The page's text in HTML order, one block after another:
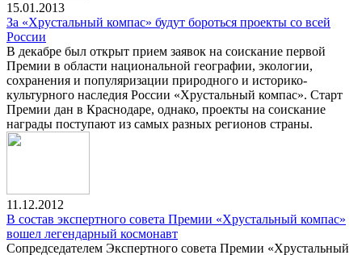
15.01.2013
За «Хрустальный компас» будут бороться проекты со всей
России
В декабре был открыт прием заявок на соискание первой
Премии в области национальной географии, экологии,
сохранения и популяризации природного и историко-
культурного наследия России «Хрустальный компас». Старт
Премии дан в Краснодаре, однако, проекты на соискание
награды поступают из самых разных регионов страны.
11.12.2012
В состав экспертного совета Премии «Хрустальный компас»
вошел легендарный космонавт
Сопредседателем Экспертного совета Премии «Хрустальный